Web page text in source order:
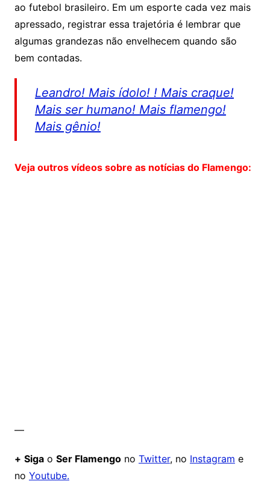
ao futebol brasileiro. Em um esporte cada vez mais
apressado, registrar essa trajetória é lembrar que
algumas grandezas não envelhecem quando são
bem contadas.
Leandro! Mais ídolo! ! Mais craque!
Mais ser humano! Mais flamengo!
Mais gênio!
Veja outros vídeos sobre as notícias do Flamengo:
—
+ Sigao Ser Flamengono Twitter, no Instagram e
no Youtube.